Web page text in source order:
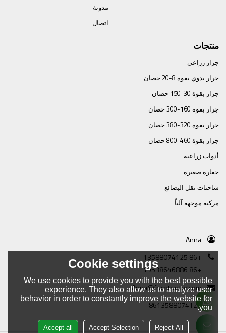
مدونة
اتصال
منتجات
جرار زراعي
جرار يدوي بقوة 8-20 حصان
جرار بقوة 30-150 حصان
جرار بقوة 160-300 حصان
جرار بقوة 320-380 حصان
جرار بقوة 460-800 حصان
أدوات زراعية
حفارة صغيرة
شاحنات نقل البضائع
مركبة موجهة آلياً
Anna
+86 13588074125
+86 19538646886
Anna@framtractor.com
8613588074125
Cookie settings
We use cookies to provide you with the best possible
experience. They also allow us to analyze user
behavior in order to constantly improve the website for
you.
Reject All
Accept Selection
Accept all